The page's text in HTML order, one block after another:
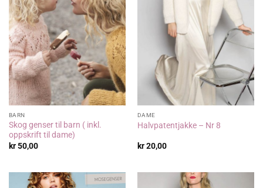
BARN
Skog genser til barn ( inkl.
oppskrift til dame)
kr50,00
DAME
Halvpatentjakke – Nr 8
kr20,00